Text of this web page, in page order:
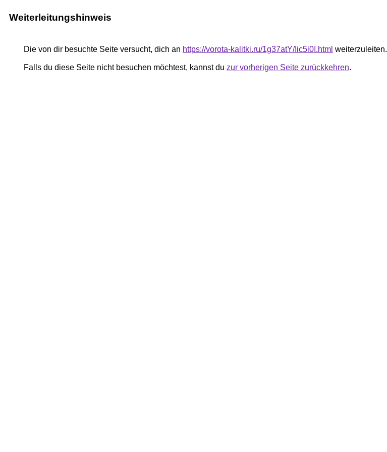
Weiterleitungshinweis
Die von dir besuchte Seite versucht, dich an https://vorota-kalitki.ru/1g37atY/Iic5i0I.html weiterzuleiten.
Falls du diese Seite nicht besuchen möchtest, kannst du zur vorherigen Seite zurückkehren.